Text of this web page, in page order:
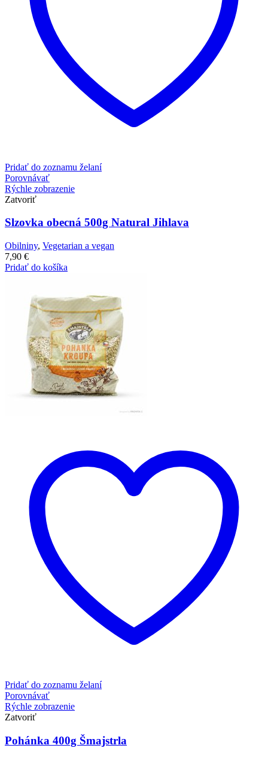
Pridať do zoznamu želaní
Porovnávať
Rýchle zobrazenie
Zatvoriť
Slzovka obecná 500g Natural Jihlava
Obilniny, Vegetarian a vegan
7,90 €
Pridať do košíka
Pridať do zoznamu želaní
Porovnávať
Rýchle zobrazenie
Zatvoriť
Pohánka 400g Šmajstrla